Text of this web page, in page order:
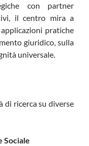
con partner
il centro mira a
pratiche
giuridico, sulla
universale.
di ricerca su diverse
Sociale